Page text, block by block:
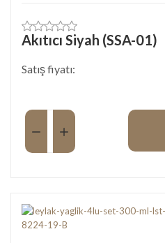
Akıtıcı Siyah (SSA-01)
Satış fiyatı:
Miktar: